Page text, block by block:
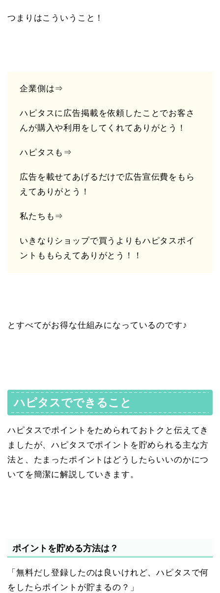
つまりはこういうこと！
企業側は⇒
ハピタスに広告掲載を依頼したことでお客さ
んが購入や利用をしてくれてありがとう！
ハピタスも⇒
広告を載せてあげるだけで広告宣伝費をもら
えてありがとう！
私たちも⇒
いきなりショップで買うよりもハピタスポイ
ントももらえてありがとう！！
とすべてがお得な仕組みになっているのです♪
ハピタスでできること
ハピタスでポイントをためられておトクと伝えてき
ましたが、ハピタスでポイントを貯められる主な方
法と、たまったポイントはどうしたらいいのかにつ
いてを簡潔に解説していきます。
ポイントを貯める方法は？
「無料だし登録したのは良いけれど、ハピタスで何
をしたらポイントが貯まるの？」